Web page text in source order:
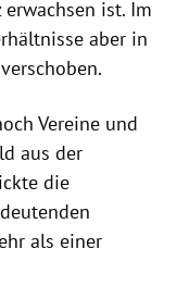
ist. Im
aber in
Vereine und
aus der
die
als einer